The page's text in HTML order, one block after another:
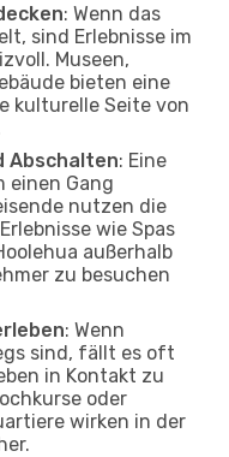
: Wenn das
sind Erlebnisse im
Museen,
bieten eine
kulturelle Seite von
Abschalten: Eine
einen Gang
nutzen die
wie Spas
außerhalb
zu besuchen
: Wenn
sind, fällt es oft
in Kontakt zu
oder
wirken in der